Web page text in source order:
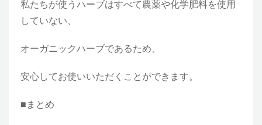
私たちが使うハーブはすべて農薬や化学肥料を使用
していない、
オーガニックハーブであるため、
安心してお使いいただくことができます。
■まとめ